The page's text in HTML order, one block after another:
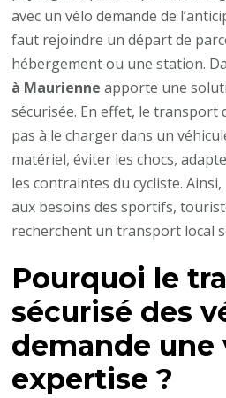
des
,
vélos
de
route
et
vélos
?
avec un vélo demande de
faut rejoindre un départ de
hébergement ou une station.
à Maurienne apporte une
sécurisée. En effet, le transport
pas à le charger dans un
matériel, éviter les chocs,
les contraintes du cycliste.
aux besoins des sportifs,
recherchent un transport local
Pourquoi le
sécurisé des
demande une
expertise ?